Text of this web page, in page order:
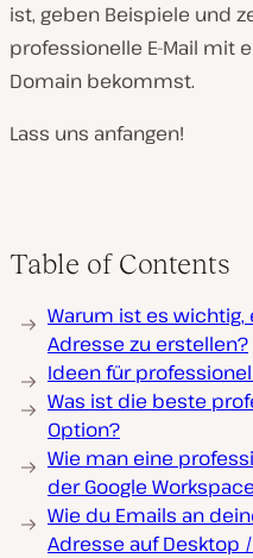
ist, geben Beispiele und
professionelle E-Mail mit
Domain bekommst.
Lass uns anfangen!
Table of Contents
Warum ist es wichtig,
Adresse zu erstellen?
Ideen für
Was ist die beste
Option?
Wie man eine
der Google
Wie du Emails an
Adresse auf Desktop